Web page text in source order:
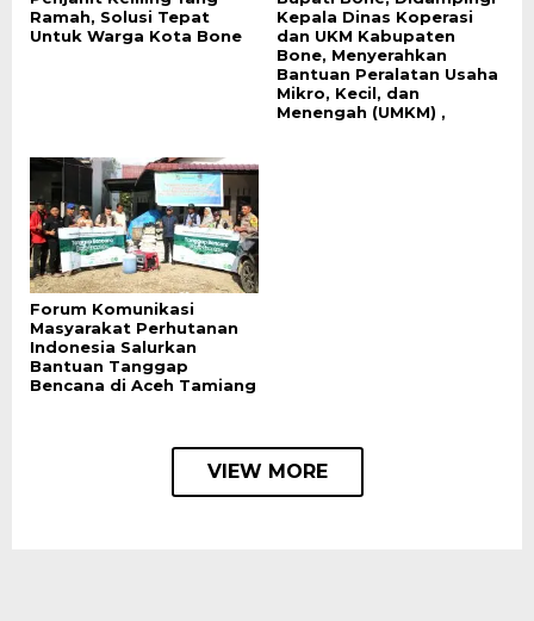
Ramah, Solusi Tepat
Untuk Warga Kota Bone
Kepala Dinas Koperasi
dan UKM Kabupaten
Bone, Menyerahkan
Bantuan Peralatan Usaha
Mikro, Kecil, dan
Menengah (UMKM) ,
Forum Komunikasi
Masyarakat Perhutanan
Indonesia Salurkan
Bantuan Tanggap
Bencana di Aceh Tamiang
VIEW MORE